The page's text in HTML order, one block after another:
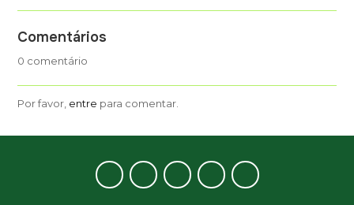
Comentários
0 comentário
Por favor, entre para comentar.